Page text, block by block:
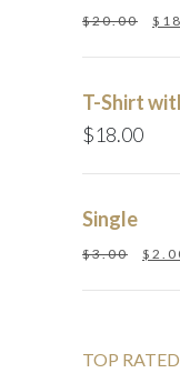
$20.00 $
T-Shirt
$18.00
Single
$3.00 $
TOP